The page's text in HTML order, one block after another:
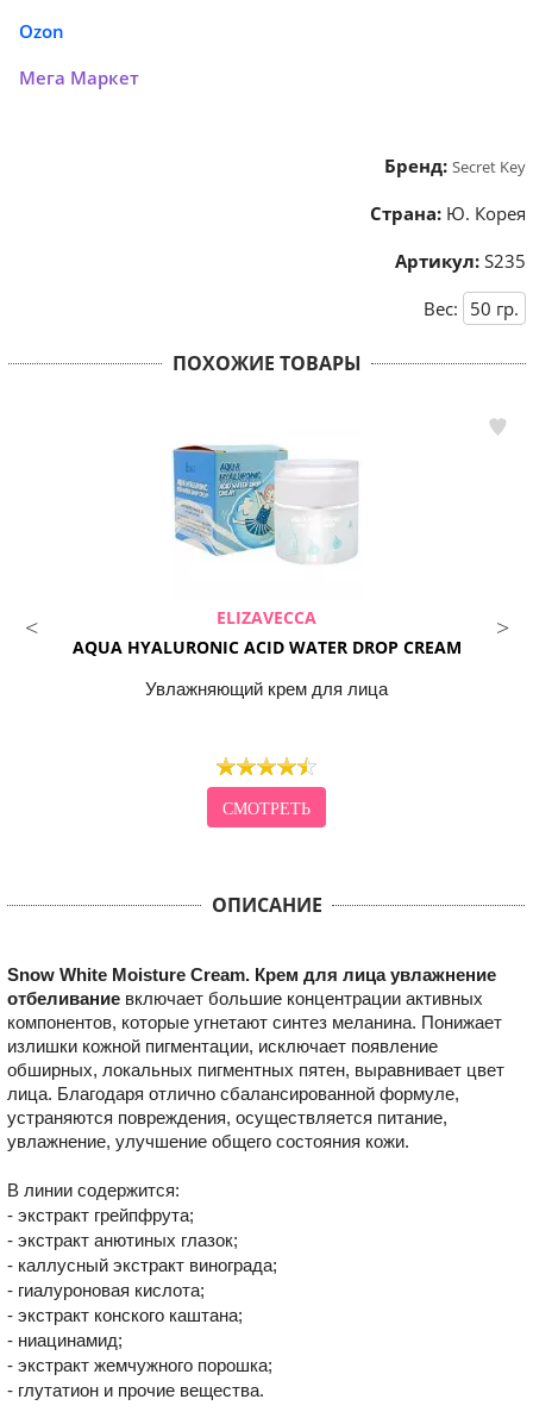
Ozon
Мега Маркет
Бренд: Secret Key
Страна: Ю. Корея
Артикул: S235
Вес: 50 гр.
ПОХОЖИЕ ТОВАРЫ
ELIZAVECCA
AQUA HYALURONIC ACID WATER DROP CREAM
Увлажняющий крем для лица
СМОТРЕТЬ
ОПИСАНИЕ
Snow White Moisture Cream. Крем для лица увлажнение
отбеливание включает большие концентрации активных
компонентов, которые угнетают синтез меланина. Понижает
излишки кожной пигментации, исключает появление
обширных, локальных пигментных пятен, выравнивает цвет
лица. Благодаря отлично сбалансированной формуле,
устраняются повреждения, осуществляется питание,
увлажнение, улучшение общего состояния кожи.
В линии содержится:
- экстракт грейпфрута;
- экстракт анютиных глазок;
- каллусный экстракт винограда;
- гиалуроновая кислота;
- экстракт конского каштана;
- ниацинамид;
- экстракт жемчужного порошка;
- глутатион и прочие вещества.